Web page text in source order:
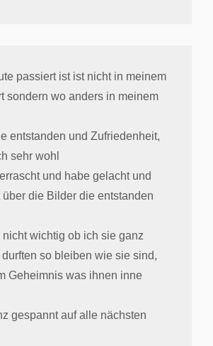
passiert ist ist nicht in meinem
sondern wo anders in meinem
entstanden und Zufriedenheit,
sehr wohl
und habe gelacht und
über die Bilder die entstanden
nicht wichtig ob ich sie ganz
so bleiben wie sie sind,
Geheimnis was ihnen inne
gespannt auf alle nächsten